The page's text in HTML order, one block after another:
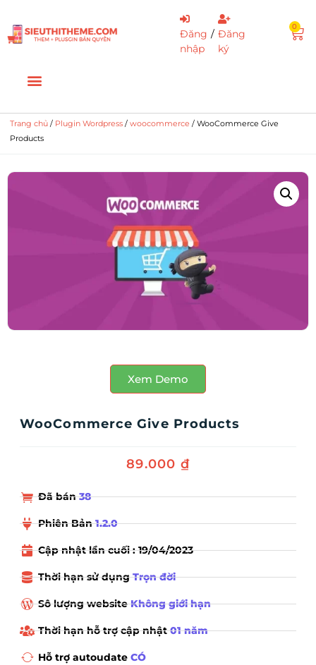
Đăng
nhập
/ Đăng
ký
0
Trang chủ / Plugin Wordpress / woocommerce / WooCommerce Give
Products
Xem Demo
WooCommerce Give Products
89.000 ₫
Đã bán38
Phiên Bản1.2.0
Cập nhật lần cuối : 19/04/2023
Thời hạn sử dụngTrọn đời
Sô lượng websiteKhông giới hạn
Thời hạn hỗ trợ cập nhật01 năm
Hỗ trợ autoudateCÓ